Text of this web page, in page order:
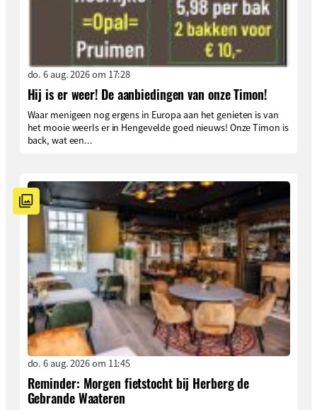
do. 6 aug. 2026 om 17:28
Hij is er weer! De aanbiedingen van onze Timon!
Waar menigeen nog ergens in Europa aan het genieten is van
het mooie weerIs er in Hengevelde goed nieuws! Onze Timon is
back, wat een...
do. 6 aug. 2026 om 11:45
Reminder: Morgen fietstocht bij Herberg de
Gebrande Waateren